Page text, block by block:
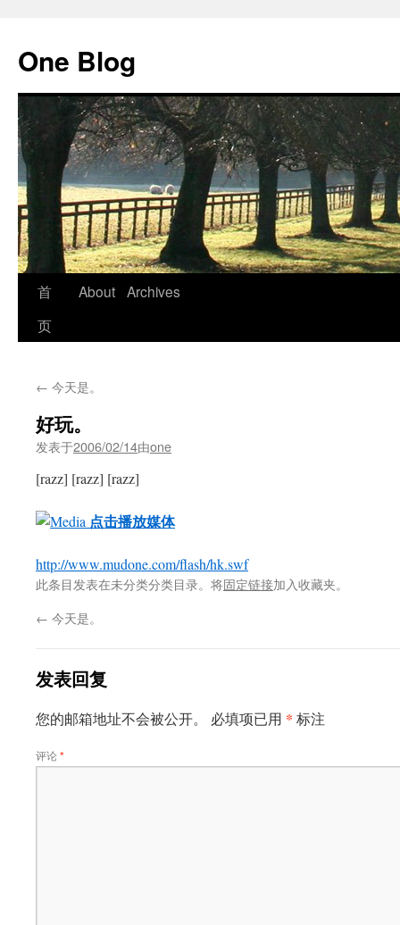
正
文
One Blog
首
页
About Archives
← 今天是。
好玩。
发表于2006/02/14由one
[razz] [razz] [razz]
点击播放媒体
http://www.mudone.com/flash/hk.swf
此条目发表在未分类分类目录。将固定链接加入收藏夹。
← 今天是。
发表回复
您的邮箱地址不会被公开。 必填项已用 * 标注
评论*